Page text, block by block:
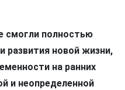
смогли полностью
развития новой жизни,
на ранних
и неопределенной